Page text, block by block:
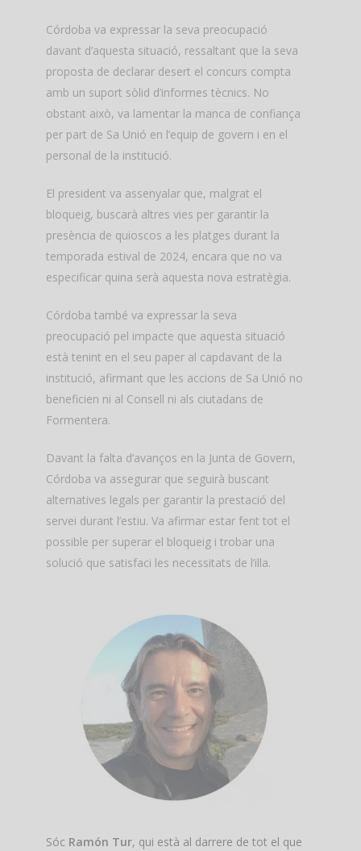
Córdoba va expressar la seva preocupació
davant d’aquesta situació, ressaltant que la seva
proposta de declarar desert el concurs compta
amb un suport sòlid d’informes tècnics. No
obstant això, va lamentar la manca de confiança
per part de Sa Unió en l’equip de govern i en el
personal de la institució.
El president va assenyalar que, malgrat el
bloqueig, buscarà altres vies per garantir la
presència de quioscos a les platges durant la
temporada estival de 2024, encara que no va
especificar quina serà aquesta nova estratègia.
Córdoba també va expressar la seva
preocupació pel impacte que aquesta situació
està tenint en el seu paper al capdavant de la
institució, afirmant que les accions de Sa Unió no
beneficien ni al Consell ni als ciutadans de
Formentera.
Davant la falta d’avanços en la Junta de Govern,
Córdoba va assegurar que seguirà buscant
alternatives legals per garantir la prestació del
servei durant l’estiu. Va afirmar estar fent tot el
possible per superar el bloqueig i trobar una
solució que satisfaci les necessitats de l’illa.
Sóc Ramón Tur, qui està al darrere de tot el que